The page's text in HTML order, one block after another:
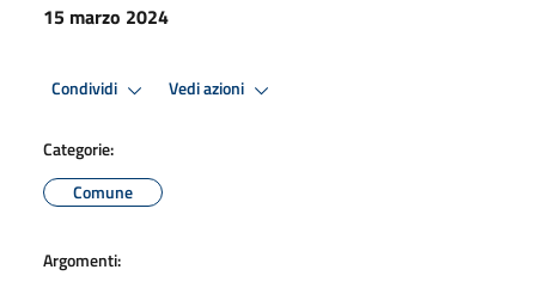
15 marzo 2024
Condividi Vedi azioni
Categorie:
Comune
Argomenti: